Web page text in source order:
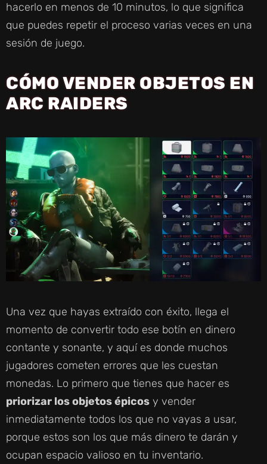
hacerlo en menos de 10 minutos, lo que significa
que puedes repetir el proceso varias veces en una
sesión de juego.
CÓMO VENDER OBJETOS EN
ARC RAIDERS
Una vez que hayas extraído con éxito, llega el
momento de convertir todo ese botín en dinero
contante y sonante, y aquí es donde muchos
jugadores cometen errores que les cuestan
monedas. Lo primero que tienes que hacer es
priorizar los objetos épicos y vender
inmediatamente todos los que no vayas a usar,
porque estos son los que más dinero te darán y
ocupan espacio valioso en tu inventario.